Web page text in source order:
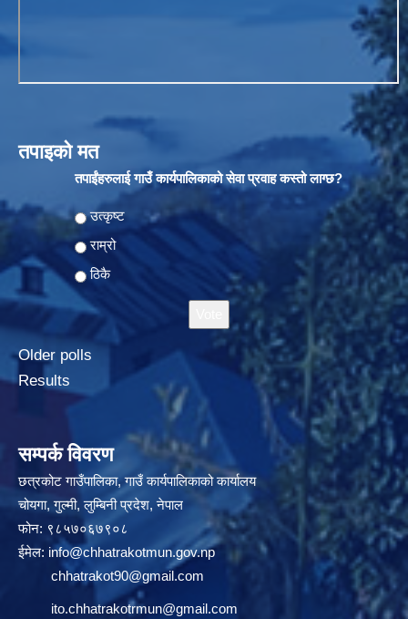
तपाइको मत
तपाईंहरुलाई गाउँ कार्यपालिकाको सेवा प्रवाह कस्तो लाग्छ?
Choices
उत्कृष्ट
राम्रो
ठिकै
Older polls
Results
सम्पर्क विवरण
छत्रकोट गाउँपालिका, गाउँ कार्यपालिकाको कार्यालय
चोयगा, गुल्मी, लुम्बिनी प्रदेश, नेपाल
फोन: ९८५७०६७९०८
ईमेल: info@chhatrakotmun.gov.np
chhatrakot90@gmail.com
ito.chhatrakotrmun@gmail.com